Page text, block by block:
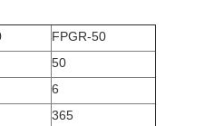
FPGR-50
50
6
365